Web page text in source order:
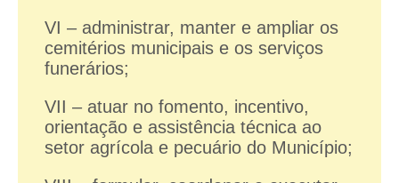
VI – administrar, manter e ampliar os
cemitérios municipais e os serviços
funerários;
VII – atuar no fomento, incentivo,
orientação e assistência técnica ao
setor agrícola e pecuário do Município;